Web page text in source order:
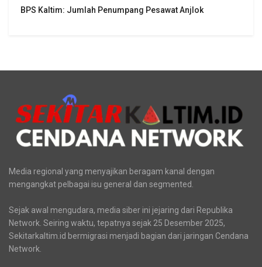
BPS Kaltim: Jumlah Penumpang Pesawat Anjlok
Media regional yang menyajikan beragam kanal dengan
mengangkat pelbagai isu general dan segmented.
Sejak awal mengudara, media siber ini jejaring dari Republika
Network. Seiring waktu, tepatnya sejak 25 Desember 2025,
Sekitarkaltim.id bermigrasi menjadi bagian dari jaringan Cendana
Network.